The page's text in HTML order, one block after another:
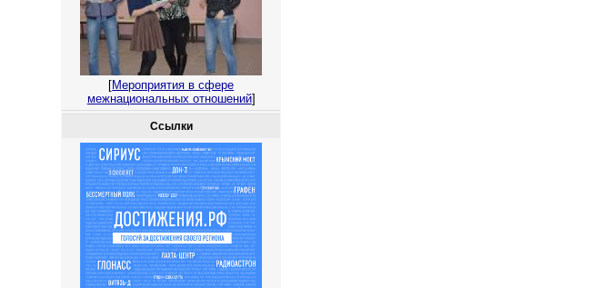
[Мероприятия в сфере
межнациональных отношений]
Ссылки